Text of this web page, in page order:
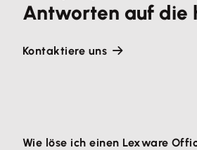
Antworten auf die
Kontaktiere uns
Wie löse ich einen Lexware